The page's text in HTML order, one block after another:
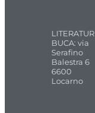
LITERATUR
BUCA: via
Serafino
Balestra 6
6600
Locarno